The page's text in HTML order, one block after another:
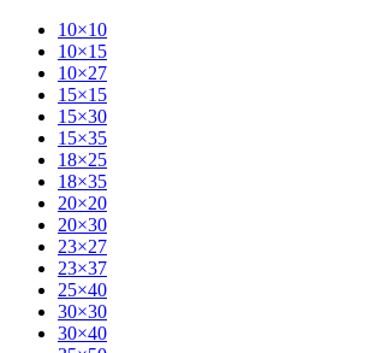
10×10
10×15
10×27
15×15
15×30
15×35
18×25
18×35
20×20
20×30
23×27
23×37
25×40
30×30
30×40